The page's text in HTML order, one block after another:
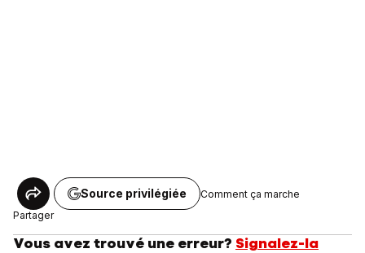
Partager
Source privilégiée Comment ça marche
Vous avez trouvé une erreur? Signalez-la